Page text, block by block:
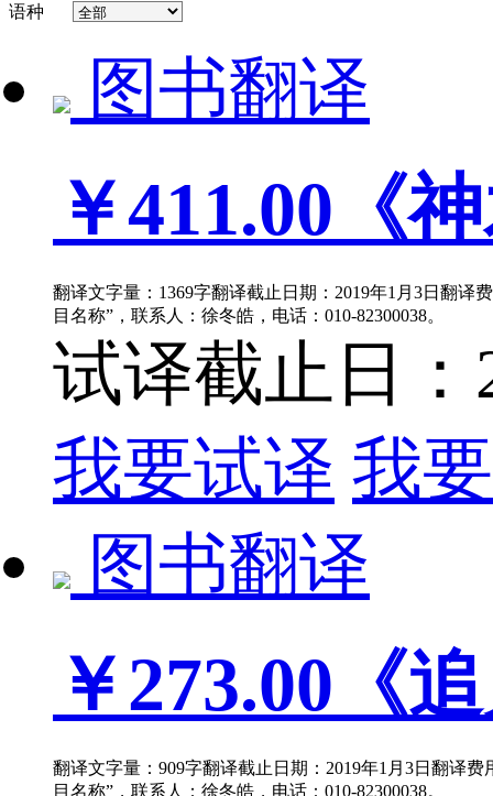
语种
图书翻译
￥411.00 《
翻译文字量：1369字翻译截止日期：2019年1月3日翻译
目名称”，联系人：徐冬皓，电话：010-82300038。
试译截止日：
我要试译 我
图书翻译
￥273.00 《
翻译文字量：909字翻译截止日期：2019年1月3日翻译
目名称”，联系人：徐冬皓，电话：010-82300038。